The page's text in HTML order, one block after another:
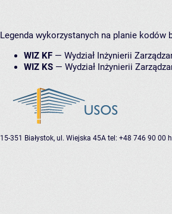
Legenda wykorzystanych na planie kodów
WIZ KF — Wydział Inżynierii
WIZ KS — Wydział Inżynierii
15-351 Białystok, ul. Wiejska 45A tel: +48 746 90 00